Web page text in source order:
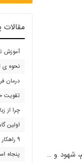
شهود و …
مقالات
آموزش
نحوه ی
درمان
تقویت
چرا از
اولین
9 راهکار برای کارآمدتر شدن در محل کار
پنجاه